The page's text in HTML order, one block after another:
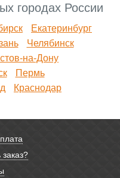
городах России
Екатеринбург
Челябинск
на-Дону
Пермь
Краснодар